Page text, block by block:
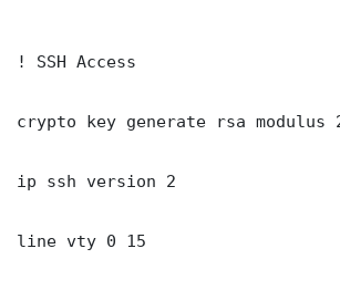
! SSH Access
crypto key generate rsa modulus
ip ssh version 2
line vty 0 15